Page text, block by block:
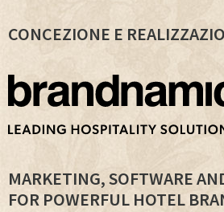
CONCEZIONE E
MARKETING, SOFTWARE
FOR POWERFUL HOTEL